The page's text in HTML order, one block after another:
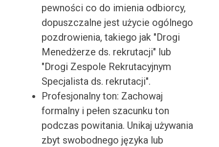
pewności co do imienia odbiorcy,
dopuszczalne jest użycie ogólnego
pozdrowienia, takiego jak "Drogi
Menedżerze ds. rekrutacji" lub
"Drogi Zespole Rekrutacyjnym
Specjalista ds. rekrutacji".
Profesjonalny ton: Zachowaj
formalny i pełen szacunku ton
podczas powitania. Unikaj używania
zbyt swobodnego języka lub